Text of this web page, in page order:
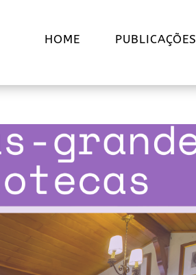
HOME PUBLICAÇÕES